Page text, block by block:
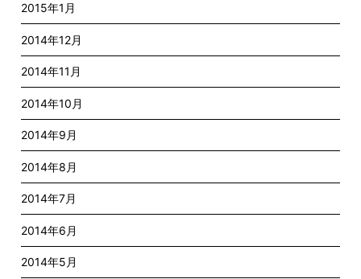
2015年1月
2014年12月
2014年11月
2014年10月
2014年9月
2014年8月
2014年7月
2014年6月
2014年5月